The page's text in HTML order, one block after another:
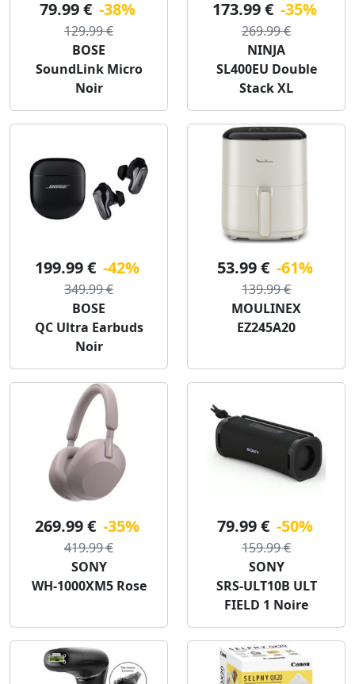
79.99 € -38%
129.99 €
BOSE
SoundLink Micro
Noir
173.99 € -35%
269.99 €
NINJA
SL400EU Double
Stack XL
199.99 € -42%
349.99 €
BOSE
QC Ultra Earbuds
Noir
53.99 € -61%
139.99 €
MOULINEX
EZ245A20
269.99 € -35%
419.99 €
SONY
WH-1000XM5 Rose
79.99 € -50%
159.99 €
SONY
SRS-ULT10B ULT
FIELD 1 Noire